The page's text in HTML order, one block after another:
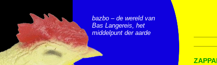
bazbo – de wereld van
Bas Langereis, het
middelpunt der aarde